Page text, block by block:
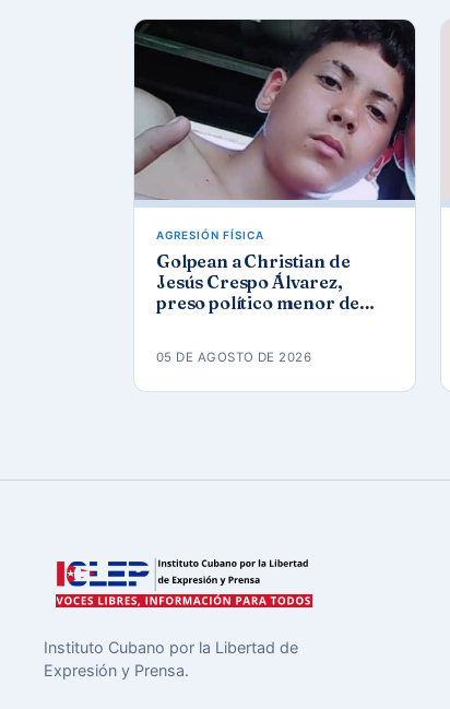
AGRESIÓN FÍSICA
Golpean a Christian de
Jesús Crespo Álvarez,
preso político menor de
05 DE AGOSTO DE 2026
Instituto Cubano por la Libertad de
Expresión y Prensa.